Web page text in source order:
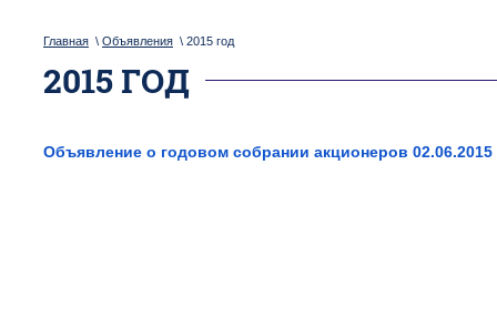
Главная \ Объявления \ 2015 год
2015 ГОД
Объявление о годовом собрании акционеров 02.06.2015